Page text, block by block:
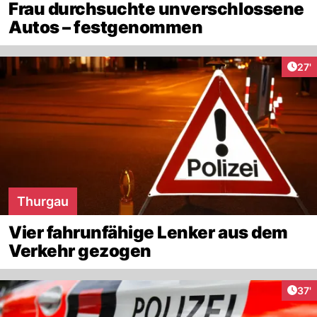
Frau durchsuchte unverschlossene
Autos – festgenommen
27'
Thurgau
Vier fahrunfähige Lenker aus dem
Verkehr gezogen
37'